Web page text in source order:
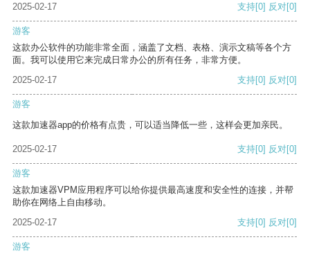
2025-02-17 支持[0] 反对[0]
游客
这款办公软件的功能非常全面，涵盖了文档、表格、演示文稿等各个方
面。我可以使用它来完成日常办公的所有任务，非常方便。
2025-02-17
支持[0] 反对[0]
游客
这款加速器app的价格有点贵，可以适当降低一些，这样会更加亲民。
2025-02-17 支持[0] 反对[0]
游客
这款加速器VPM应用程序可以给你提供最高速度和安全性的连接，并帮
助你在网络上自由移动。
2025-02-17
支持[0] 反对[0]
游客